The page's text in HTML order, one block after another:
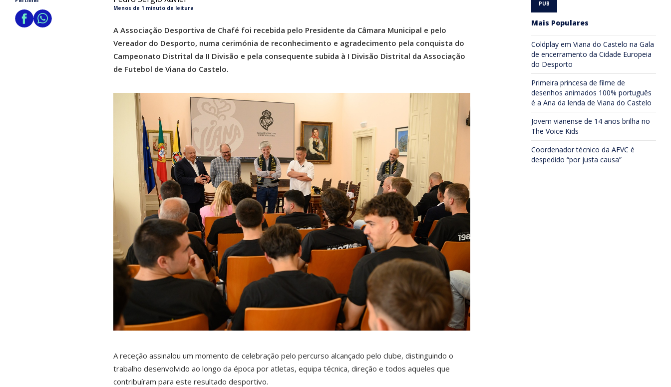
Menos de 1 minuto de leitura
A Associação Desportiva de Chafé foi recebida pelo Presidente da Câmara Municipal e pelo
Vereador do Desporto, numa cerimónia de reconhecimento e agradecimento pela conquista do
Campeonato Distrital da II Divisão e pela consequente subida à I Divisão Distrital da Associação
de Futebol de Viana do Castelo.
A receção assinalou um momento de celebração pelo percurso alcançado pelo clube, distinguindo o
trabalho desenvolvido ao longo da época por atletas, equipa técnica, direção e todos aqueles que
contribuíram para este resultado desportivo.
Mais Populares
Coldplay em Viana do Castelo na Gala
de encerramento da Cidade Europeia
do Desporto
Primeira princesa de filme de
desenhos animados 100% português
é a Ana da lenda de Viana do Castelo
Jovem vianense de 14 anos brilha no
The Voice Kids
Coordenador técnico da AFVC é
despedido “por justa causa”